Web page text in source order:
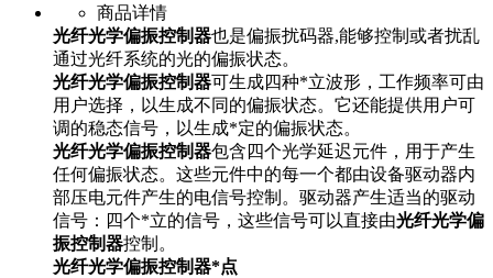
商品详情
光纤光学偏振控制器也是偏振扰码器,能够控制或者扰乱
通过光纤系统的光的偏振状态。
光纤光学偏振控制器可生成四种*立波形，工作频率可由
用户选择，以生成不同的偏振状态。它还能提供用户可
调的稳态信号，以生成*定的偏振状态。
光纤光学偏振控制器包含四个光学延迟元件，用于产生
任何偏振状态。这些元件中的每一个都由设备驱动器内
部压电元件产生的电信号控制。驱动器产生适当的驱动
信号：四个*立的信号，这些信号可以直接由光纤光学偏
振控制器控制。
光纤光学偏振控制器*点